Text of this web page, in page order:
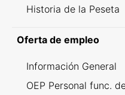
Historia de la Peseta
Oferta de empleo
Información General
OEP Personal func.